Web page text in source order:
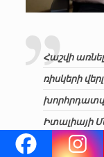
Հաշվի
ռիսկերի
Իտալիայի